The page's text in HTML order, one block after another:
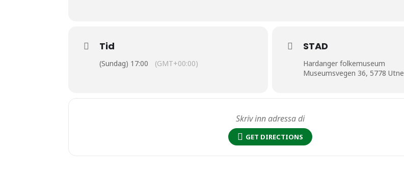
Tid
(Sundag) 17:00 (GMT+00:00)
STAD
Hardanger folkemuseum
Museumsvegen 36, 5778 Utne
GET DIRECTIONS